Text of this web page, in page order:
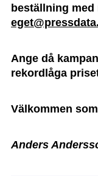
beställning
Ange då
rekordlåga
Välkommen
Anders